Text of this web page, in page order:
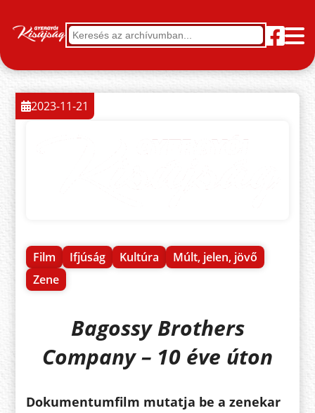
Film Ifjúság Kultúra
Múlt, jelen, jövő
Zene
2023-11-21
Bagossy Brothers
Company – 10 éve úton
Dokumentumfilm mutatja be a zenekar